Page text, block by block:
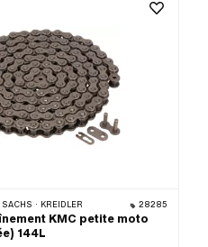
· KREIDLER 28285
KMC petite moto
144L